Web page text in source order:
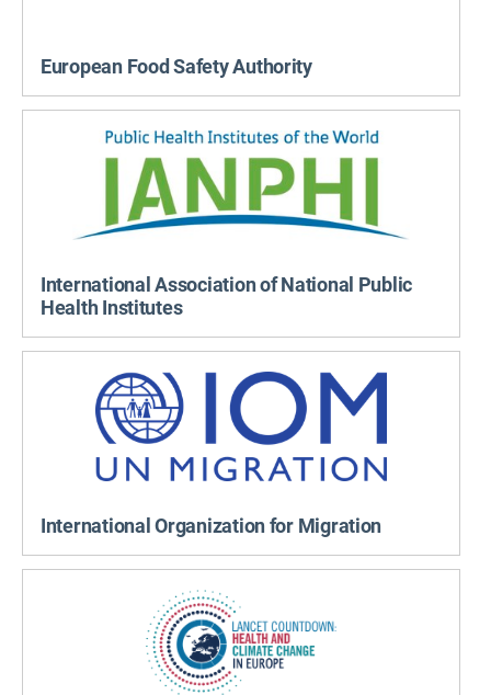
European Food Safety Authority
International Association of National Public
Health Institutes
International Organization for Migration